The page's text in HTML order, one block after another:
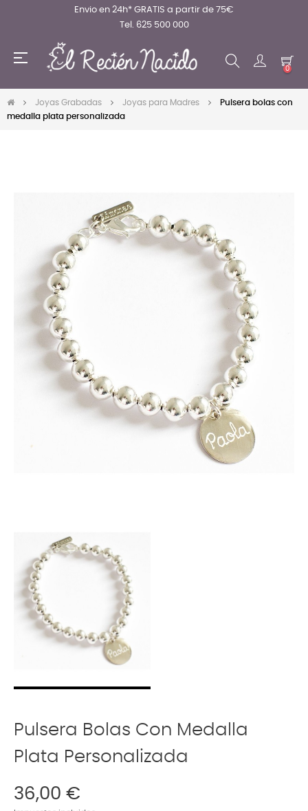
Envio en 24h* GRATIS a partir de 75€
Tel. 625 500 000
Navegación
☰
0
Joyas Grabadas Joyas para Madres
Pulsera bolas con
medalla plata personalizada
Pulsera Bolas Con Medalla
Plata Personalizada
36,00 €